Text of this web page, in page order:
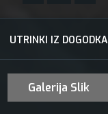
UTRINKI IZ DOGODKA
Galerija Slik